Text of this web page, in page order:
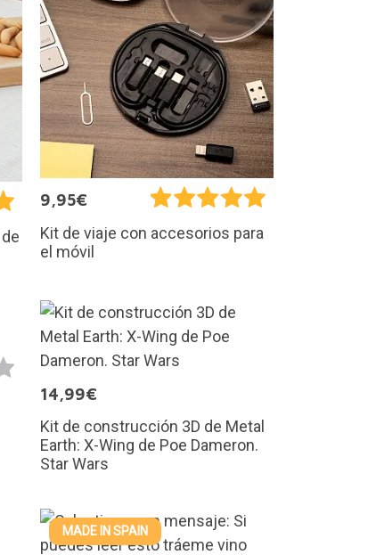
9,95€
Kit de viaje con accesorios para
el móvil
14,99€
Kit de construcción 3D de Metal
Earth: X-Wing de Poe Dameron.
Star Wars
MADE IN SPAIN